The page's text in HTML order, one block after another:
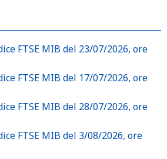
FTSE MIB del 23/07/2026, ore
FTSE MIB del 17/07/2026, ore
FTSE MIB del 28/07/2026, ore
FTSE MIB del 3/08/2026, ore